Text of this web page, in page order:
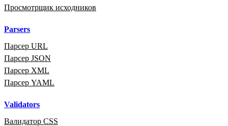
Просмотрщик исходников
Parsers
Парсер URL
Парсер JSON
Парсер XML
Парсер YAML
Validators
Валидатор CSS